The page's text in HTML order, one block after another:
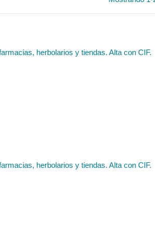
herbolarios y tiendas. Alta con CIF.
herbolarios y tiendas. Alta con CIF.